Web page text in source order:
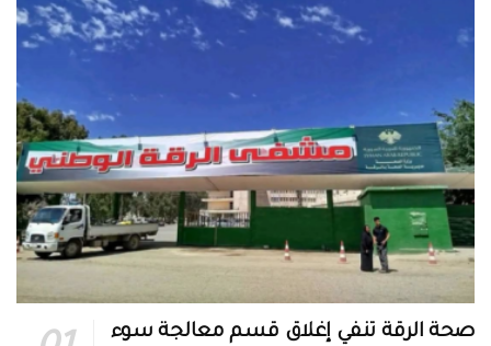
صحة الرقة تنفي إغلاق قسم معالجة سوء